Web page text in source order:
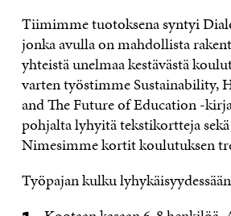
Tiimimme tuotoksena syntyi
jonka avulla on mahdollista
yhteistä unelmaa kestävästä
varten työstimme Sustainability,
and The Future of Education -
pohjalta lyhyitä tekstikortteja
Nimesimme kortit koulutuksen
Työpajan kulku